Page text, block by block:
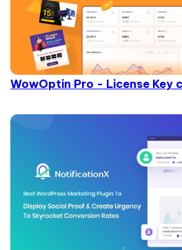
WowOptin Pro - License Key